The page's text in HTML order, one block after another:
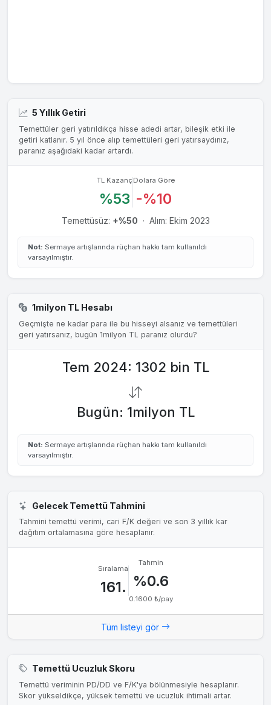
5 Yıllık Getiri
Temettüler geri yatırıldıkça hisse adedi artar, bileşik etki ile
getiri katlanır. 5 yıl önce alıp temettüleri geri yatırsaydınız,
paranız aşağıdaki kadar artardı.
TL Kazanç
%53
Dolara Göre
-%10
Temettüsüz: +%50 · Alım: Ekim 2023
Not: Sermaye artışlarında rüçhan hakkı tam kullanıldı
varsayılmıştır.
1milyon TL Hesabı
Geçmişte ne kadar para ile bu hisseyi alsanız ve temettüleri
geri yatırsanız, bugün 1milyon TL paranız olurdu?
Tem 2024: 1302 bin TL
Bugün: 1milyon TL
Not: Sermaye artışlarında rüçhan hakkı tam kullanıldı
varsayılmıştır.
Gelecek Temettü Tahmini
Tahmini temettü verimi, cari F/K değeri ve son 3 yıllık kar
dağıtım ortalamasına göre hesaplanır.
Sıralama
161.
Tahmin
%0.6
0.1600 ₺/pay
Tüm listeyi gör
Temettü Ucuzluk Skoru
Temettü veriminin PD/DD ve F/K'ya bölünmesiyle hesaplanır.
Skor yükseldikçe, yüksek temettü ve ucuzluk ihtimali artar.